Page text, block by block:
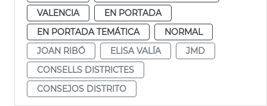
VALENCIA
EN PORTADA
EN PORTADA TEMÁTICA
NORMAL
JOAN RIBÓ
ELISA VALÍA
JMD
CONSELLS DISTRICTES
CONSEJOS DISTRITO